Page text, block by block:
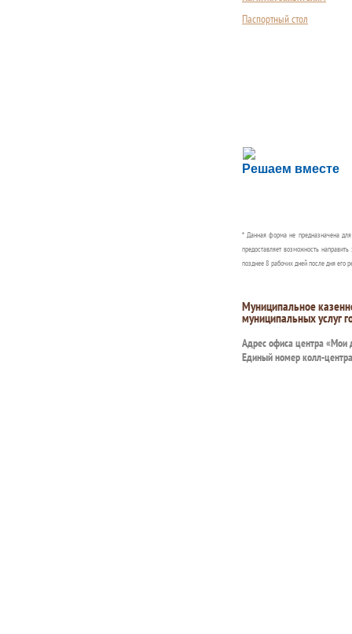
Паспортный стол
Решаем вместе
Сложности с
Сообщите об этом
* Данная форма не предназначена
предоставляет возможность
позднее 8 рабочих дней после дня его
Муниципальное
муниципальных услуг
Адрес офиса центра «Мои
Единый номер колл-